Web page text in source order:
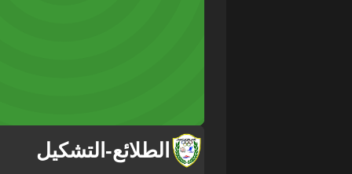
الطلائع- التشكيل